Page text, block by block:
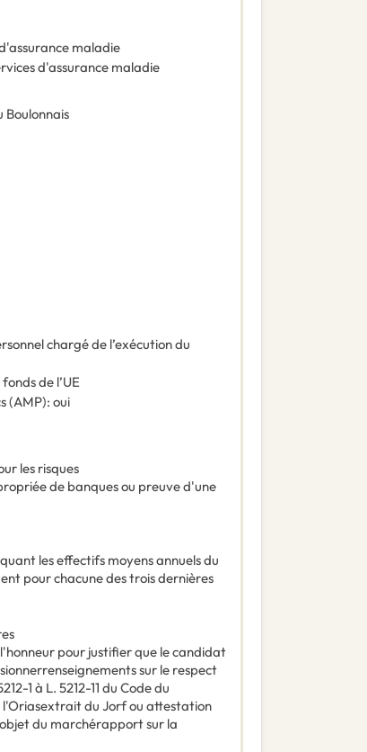
maladie
d'assurance maladie
chargé de l’exécution du
de l’UE
(AMP): oui
les risques
de banques ou preuve d'une
les effectifs moyens annuels du
pour chacune des trois dernières
pour justifier que le candidat
sur le respect
1 à L. 5212-11 du Code du
du Jorf ou attestation
du marchérapport sur la